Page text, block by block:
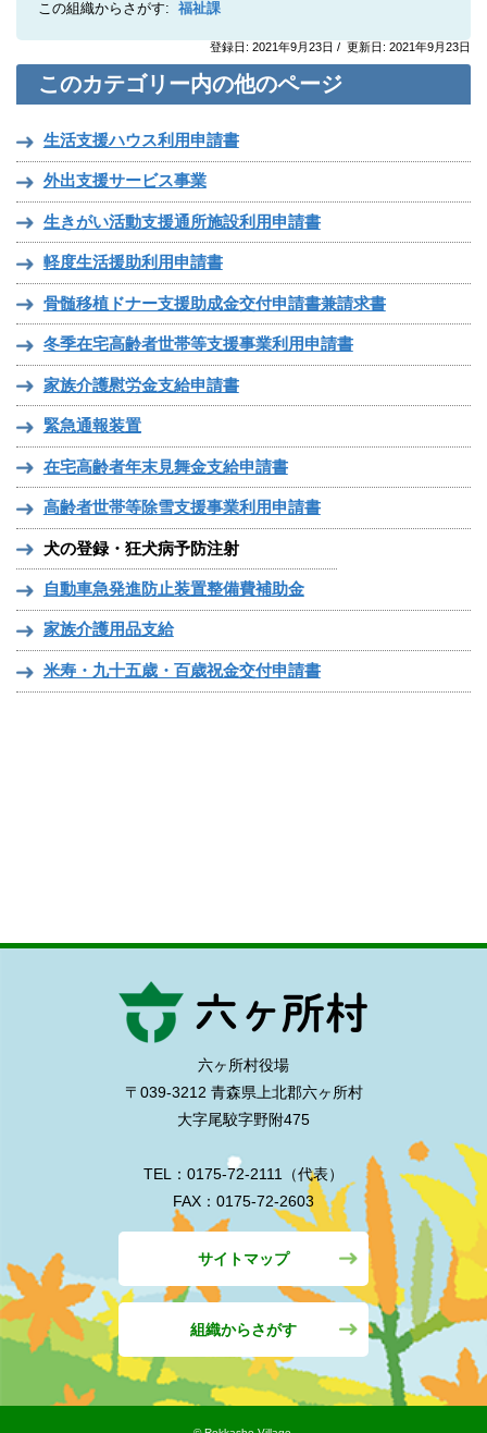
この組織からさがす: 福祉課
登録日: 2021年9月23日 / 更新日: 2021年9月23日
このカテゴリー内の他のページ
生活支援ハウス利用申請書
外出支援サービス事業
生きがい活動支援通所施設利用申請書
軽度生活援助利用申請書
骨髄移植ドナー支援助成金交付申請書兼請求書
冬季在宅高齢者世帯等支援事業利用申請書
家族介護慰労金支給申請書
緊急通報装置
在宅高齢者年末見舞金支給申請書
高齢者世帯等除雪支援事業利用申請書
犬の登録・狂犬病予防注射
自動車急発進防止装置整備費補助金
家族介護用品支給
米寿・九十五歳・百歳祝金交付申請書
六ヶ所村役場
〒039-3212 青森県上北郡六ヶ所村
大字尾駮字野附475
TEL：0175-72-2111（代表）
FAX：0175-72-2603
サイトマップ
組織からさがす